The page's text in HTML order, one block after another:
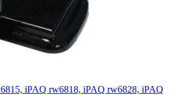
iPAQ rw6818, iPAQ rw6828, iPAQ